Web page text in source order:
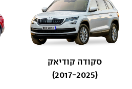
סקודה קודיאק
(2017-2025)